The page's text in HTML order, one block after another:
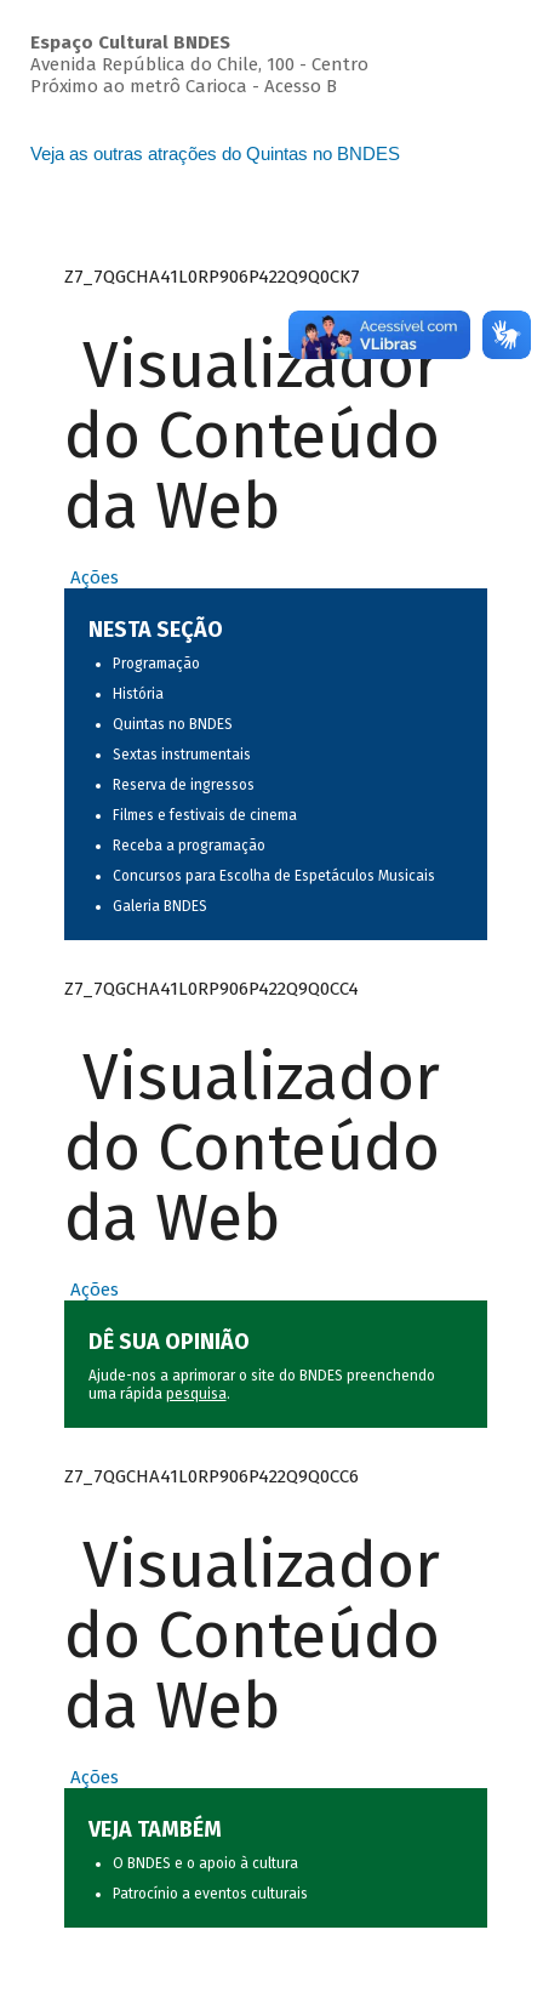
Espaço Cultural BNDES
Avenida República do Chile, 100 - Centro
Próximo ao metrô Carioca - Acesso B
Veja as outras atrações do Quintas no BNDES
Z7_7QGCHA41L0RP906P422Q9Q0CK7
Visualizador
do Conteúdo
da Web
Ações
NESTA SEÇÃO
Programação
História
Quintas no BNDES
Sextas instrumentais
Reserva de ingressos
Filmes e festivais de cinema
Receba a programação
Concursos para Escolha de Espetáculos Musicais
Galeria BNDES
Z7_7QGCHA41L0RP906P422Q9Q0CC4
Visualizador
do Conteúdo
da Web
Ações
DÊ SUA OPINIÃO
Ajude-nos a aprimorar o site do BNDES preenchendo
uma rápida pesquisa.
Z7_7QGCHA41L0RP906P422Q9Q0CC6
Visualizador
do Conteúdo
da Web
Ações
VEJA TAMBÉM
O BNDES e o apoio à cultura
Patrocínio a eventos culturais